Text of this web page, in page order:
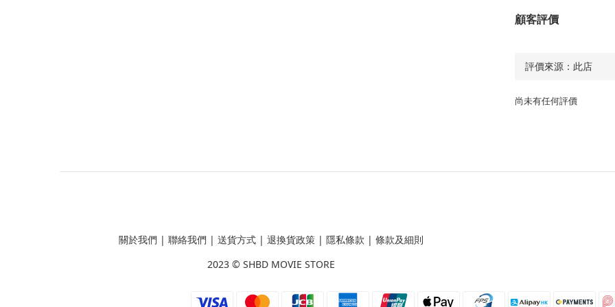
顧客評價
尚未有任何評價
關於我們 | 聯絡我們 | 送貨方式| 退換貨政策| 隱私條款 | 條款及細則
2023 © SHBD MOVIE STORE